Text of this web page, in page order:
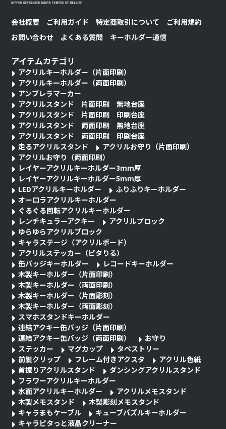
会社概要 ご利用ガイド 特定商取引について
ご利用規約
お問い合わせ
よくある質問 キーホルダー通信
アイテムカテゴリ
アクリルキーホルダー（片面印刷）
アクリルキーホルダー（両面印刷）
アンブレラマーカー
アクリルスタンド 片面印刷 無地台座
アクリルスタンド 片面印刷 印刷台座
アクリルスタンド 両面印刷 無地台座
アクリルスタンド 両面印刷 印刷台座
走るアクリルスタンド
アクリルお守り（片面印刷）
アクリルお守り（両面印刷）
レイヤーアクリルキーホルダー3mm厚
レイヤーアクリルキーホルダー5mm厚
LEDアクリルキーホルダー
ふりふりキーホルダー
オーロラアクリルキーホルダー
ぐるぐる回転アクリルキーホルダー
レンチキュラーアクキー
アクリルブロック
ゆらゆらアクリルブロック
キャラステージ（アクリルボード）
アクリルステッカー（ピタりる）
缶バッジキーホルダー
レコードキーホルダー
木製キーホルダー（片面印刷）
木製キーホルダー（両面印刷）
木製キーホルダー（片面彫刻）
木製キーホルダー（両面彫刻）
スマホスタンドキーホルダー
連結アクキー缶バッジ（片面印刷）
連結アクキー缶バッジ（両面印刷）
お守り
ステッカー
マグカップ
タペストリー
前髪クリップ
フレーム付きアクスタ
アクリル色紙
首振りアクリルスタンド
ダンシングアクリルスタンド
フラワーアクリルキーホルダー
水面アクリルキーホルダー
アクリルメモスタンド
木製メモスタンド
木製彫刻メモスタンド
キャラまもケーブル
キューブパズルキーホルダー
キャラピタっと液晶クリーナー